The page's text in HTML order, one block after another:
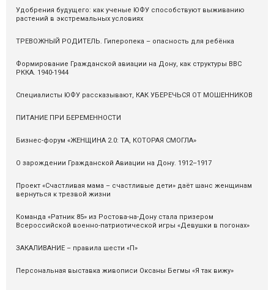
Удобрения будущего: как ученые ЮФУ способствуют выживанию
растений в экстремальных условиях
ТРЕВОЖНЫЙ РОДИТЕЛЬ. Гиперопека – опасность для ребёнка
Формирование Гражданской авиации на Дону, как структуры ВВС
РККА. 1940-1944
Специалисты ЮФУ рассказывают, КАК УБЕРЕЧЬСЯ ОТ МОШЕННИКОВ
ПИТАНИЕ ПРИ БЕРЕМЕННОСТИ
Бизнес-форум «ЖЕНЩИНА 2.0: ТА, КОТОРАЯ СМОГЛА»
О зарождении Гражданской Авиации на Дону. 1912–1917
Проект «Счастливая мама – счастливые дети» даёт шанс женщинам
вернуться к трезвой жизни
Команда «Ратник 85» из Ростова-на-Дону стала призером
Всероссийской военно-патриотической игры «Девушки в погонах»
ЗАКАЛИВАНИЕ – правила шести «П»
Персональная выставка живописи Оксаны Бегмы «Я так вижу»